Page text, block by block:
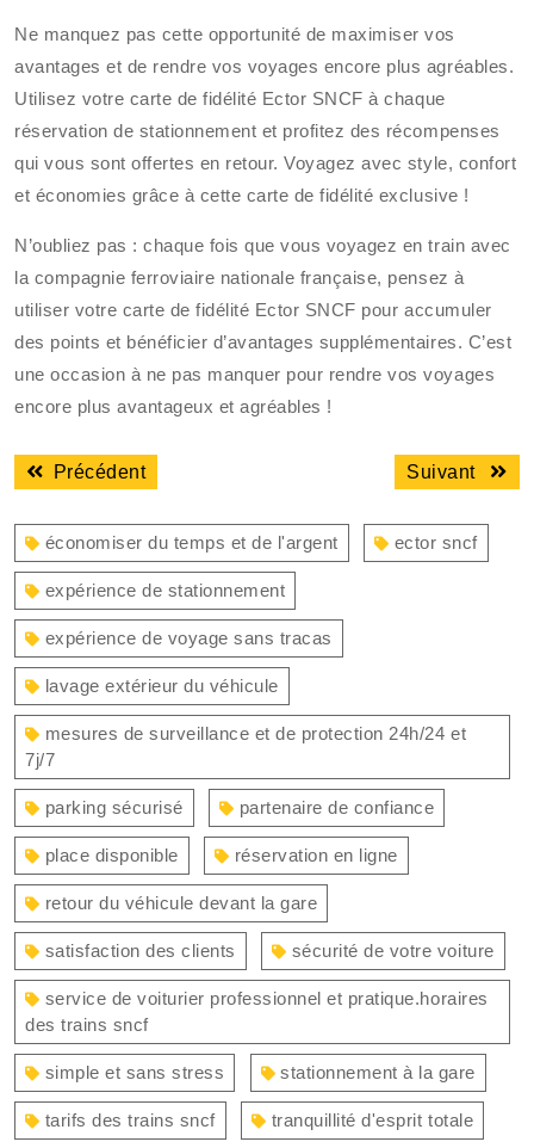
Ne manquez pas cette opportunité de maximiser vos
avantages et de rendre vos voyages encore plus agréables.
Utilisez votre carte de fidélité Ector SNCF à chaque
réservation de stationnement et profitez des récompenses
qui vous sont offertes en retour. Voyagez avec style, confort
et économies grâce à cette carte de fidélité exclusive !
N’oubliez pas : chaque fois que vous voyagez en train avec
la compagnie ferroviaire nationale française, pensez à
utiliser votre carte de fidélité Ector SNCF pour accumuler
des points et bénéficier d’avantages supplémentaires. C’est
une occasion à ne pas manquer pour rendre vos voyages
encore plus avantageux et agréables !
Navigation
de
l’article
PrécédentArticle
:
Suivant
:
économiser du temps et de l'argent ector sncf
expérience de stationnement
expérience de voyage sans tracas
lavage extérieur du véhicule
mesures de surveillance et de protection 24h/24 et
7j/7
parking sécurisé partenaire de confiance
place disponible réservation en ligne
retour du véhicule devant la gare
satisfaction des clients sécurité de votre voiture
service de voiturier professionnel et pratique.horaires
des trains sncf
simple et sans stress stationnement à la gare
tarifs des trains sncf tranquillité d'esprit totale